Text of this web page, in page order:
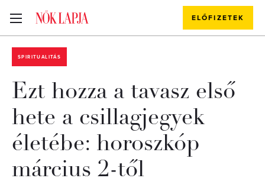
ELŐFIZETEK
SPIRITUALITÁS
Ezt hozza a tavasz első
hete a csillagjegyek
életébe: horoszkóp
március 2-től